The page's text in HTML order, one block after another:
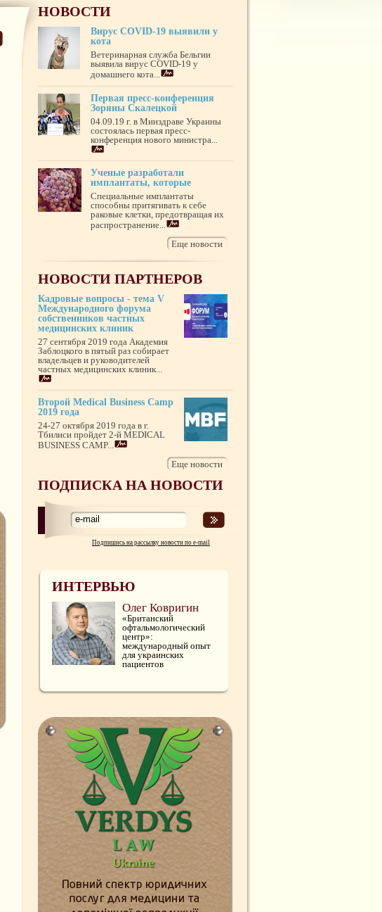
НОВОСТИ
Вирус COVID-19 выявили у
кота
Ветеринарная служба Бельгии
выявила вирус COVID-19 у
домашнего кота...
Первая пресс-конференция
Зоряны Скалецкой
04.09.19 г. в Минздраве Украины
состоялась первая пресс-
конференция нового министра...
Ученые разработали
имплантаты, которые
Специальные имплантаты
способны притягивать к себе
раковые клетки, предотвращая их
распространение...
Еще новости
НОВОСТИ ПАРТНЕРОВ
Кадровые вопросы - тема V
Международного форума
собственников частных
медицинских клиник
27 сентября 2019 года Академия
Заблоцкого в пятый раз собирает
владельцев и руководителей
частных медицинских клиник...
Второй Medical Business Camp
2019 года
24-27 октября 2019 года в г.
Тбилиси пройдет 2-й MEDICAL
BUSINESS CAMP...
Еще новости
ПОДПИСКА НА НОВОСТИ
Подпишись на рассылку новости по e-mail
ИНТЕРВЬЮ
Олег Ковригин
«Британский
офтальмологический
центр»:
международный опыт
для украинских
пациентов